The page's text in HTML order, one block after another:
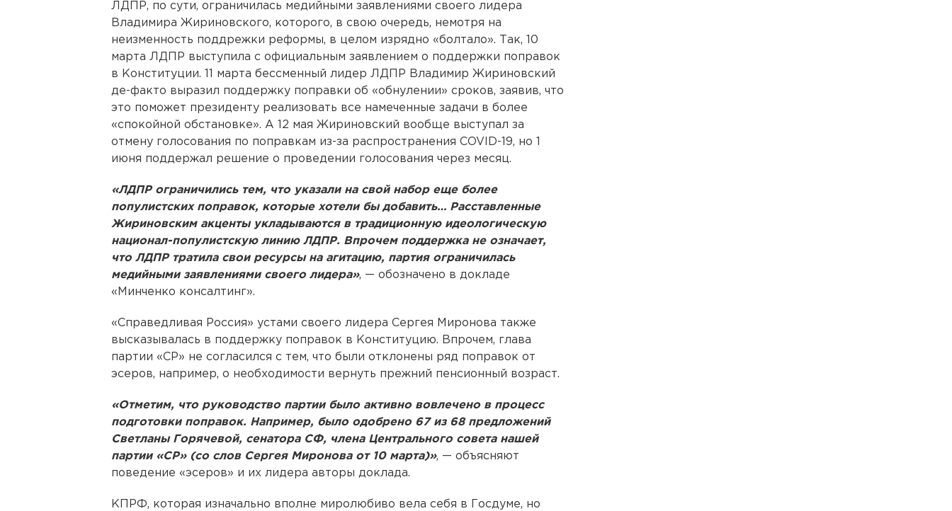
ЛДПР, по сути, ограничилась медийными заявлениями своего лидера
Владимира Жириновского, которого, в свою очередь, немотря на
неизменность поддрежки реформы, в целом изрядно «болтало». Так, 10
марта ЛДПР выступила с официальным заявлением о поддержки поправок
в Конституции. 11 марта бессменный лидер ЛДПР Владимир Жириновский
де-факто выразил поддержку поправки об «обнулении» сроков, заявив, что
это поможет президенту реализовать все намеченные задачи в более
«спокойной обстановке». А 12 мая Жириновский вообще выступал за
отмену голосования по поправкам из-за распространения COVID-19, но 1
июня поддержал решение о проведении голосования через месяц.
«ЛДПР ограничились тем, что указали на свой набор еще более
популистских поправок, которые хотели бы добавить… Расставленные
Жириновским акценты укладываются в традиционную идеологическую
национал-популистскую линию ЛДПР. Впрочем поддержка не означает,
что ЛДПР тратила свои ресурсы на агитацию, партия ограничилась
медийными заявлениями своего лидера», — обозначено в докладе
«Минченко консалтинг».
«Справедливая Россия» устами своего лидера Сергея Миронова также
высказывалась в поддержку поправок в Конституцию. Впрочем, глава
партии «СР» не согласился с тем, что были отклонены ряд поправок от
эсеров, например, о необходимости вернуть прежний пенсионный возраст.
«Отметим, что руководство партии было активно вовлечено в процесс
подготовки поправок. Например, было одобрено 67 из 68 предложений
Светланы Горячевой, сенатора СФ, члена Центрального совета нашей
партии «СР» (со слов Сергея Миронова от 10 марта)», — объясняют
поведение «эсеров» и их лидера авторы доклада.
КПРФ, которая изначально вполне миролюбиво вела себя в Госдуме, но